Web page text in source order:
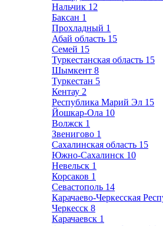
Нальчик 12
Баксан 1
Прохладный 1
Абай область 15
Семей 15
Туркестанская область 15
Шымкент 8
Туркестан 5
Кентау 2
Республика Марий Эл 15
Йошкар-Ола 10
Волжск 1
Звенигово 1
Сахалинская область 15
Южно-Сахалинск 10
Невельск 1
Корсаков 1
Севастополь 14
Карачаево-Черкесская
Черкесск 8
Карачаевск 1